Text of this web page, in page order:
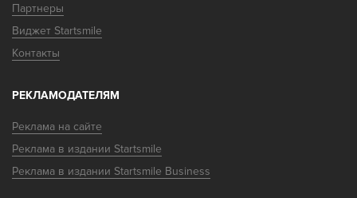
Партнеры
Виджет Startsmile
Контакты
РЕКЛАМОДАТЕЛЯМ
Реклама на сайте
Реклама в издании Startsmile
Реклама в издании Startsmile Business